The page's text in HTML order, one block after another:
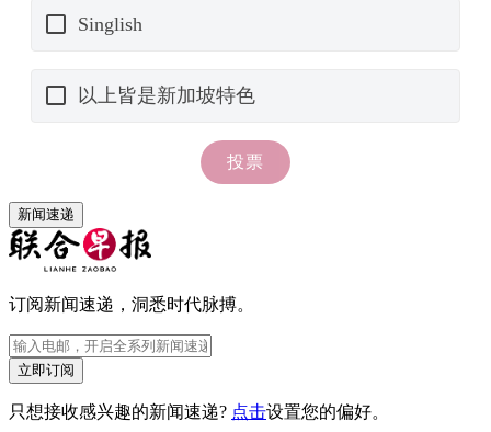
新闻速递
订阅新闻速递，洞悉时代脉搏。
立即订阅
只想接收感兴趣的新闻速递? 点击设置您的偏好。